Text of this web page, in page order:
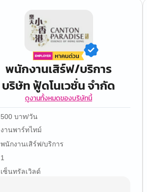
พนักงานเสิร์ฟ/บริการ
บริษัท ฟู้ดโนเวชั่น จำกัด
ดูงานทั้งหมดของบริษัทนี้
500 บาท/วัน
งานพาร์ทไทม์
พนักงานเสิร์ฟ/บริการ
1
เซ็นทรัลเวิลด์